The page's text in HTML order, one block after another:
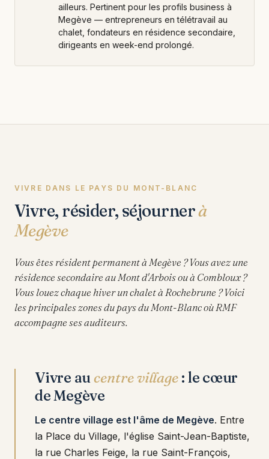
ailleurs. Pertinent pour les profils business à
Megève — entrepreneurs en télétravail au
chalet, fondateurs en résidence secondaire,
dirigeants en week-end prolongé.
VIVRE DANS LE PAYS DU MONT-BLANC
Vivre, résider, séjournerà
Megève
Vous êtes résident permanent à Megève ? Vous avez une
résidence secondaire au Mont d'Arbois ou à Combloux ?
Vous louez chaque hiver un chalet à Rochebrune ? Voici
les principales zones du pays du Mont-Blanc où RMF
accompagne ses auditeurs.
Vivre aucentre village : le cœur
de Megève
Le centre village est l'âme de Megève. Entre
la Place du Village, l'église Saint-Jean-Baptiste,
la rue Charles Feige, la rue Saint-François,